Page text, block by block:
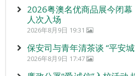
2026粤澳名优商品展今闭
人次入场
2026年8月9日 19:31
保安司与青年清茶谈 “平安
2026年8月9日 17:47